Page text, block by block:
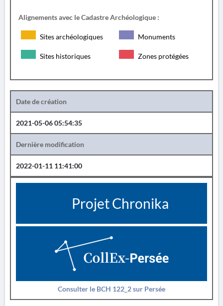
Alignements avec le Cadastre Archéologique :
Sites archéologiques Monuments
Sites historiques Zones protégées
Date de création
2021-05-06 05:54:35
Dernière modification
2022-01-11 11:41:00
Projet Chronika
Consulter le BCH 122_2 sur Persée